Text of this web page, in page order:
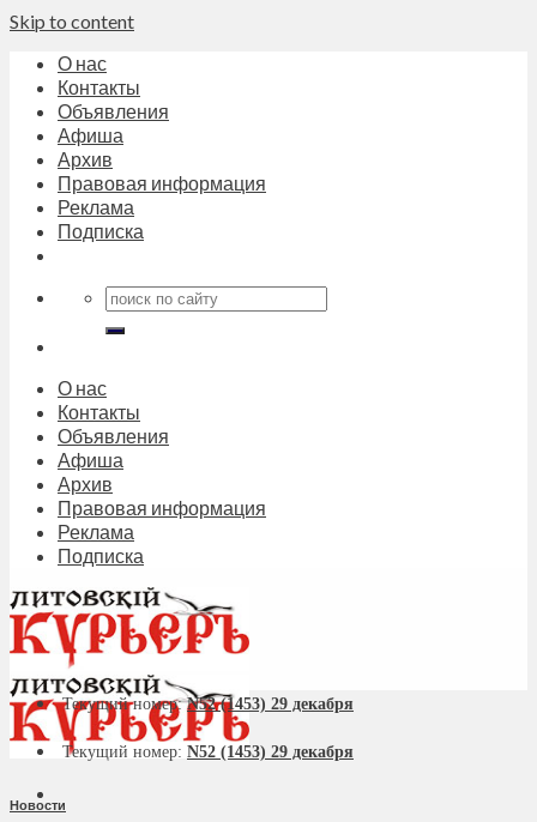
Skip to content
О нас
Контакты
Объявления
Афиша
Архив
Правовая информация
Реклама
Подписка
О нас
Контакты
Объявления
Афиша
Архив
Правовая информация
Реклама
Подписка
Текущий номер:N52 (1453) 29 декабря
Текущий номер: N52 (1453) 29 декабря
Новости